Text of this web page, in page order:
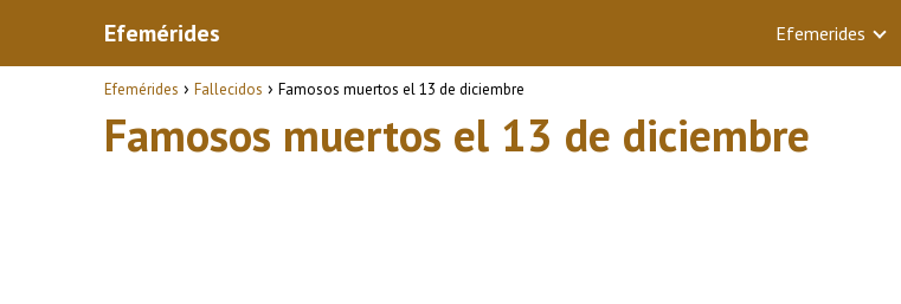
Efemérides Efemerides
Efemérides Fallecidos Famosos muertos el 13 de diciembre
Famosos muertos el 13 de diciembre